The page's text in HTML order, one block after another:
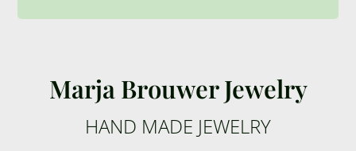
Marja Brouwer Jewelry
HAND MADE JEWELRY